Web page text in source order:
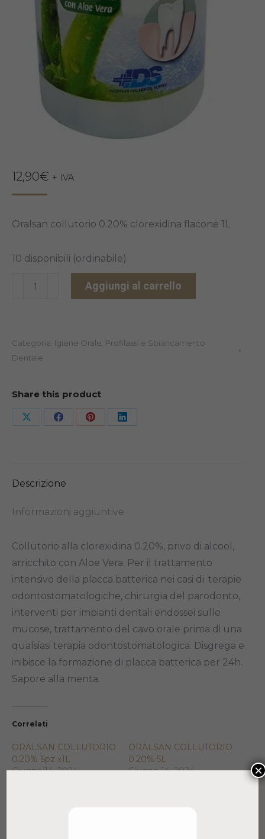
12,90€ + IVA
Oralsan collutorio 0.20% clorexidina flacone 1L
10 disponibili (ordinabile)
ORALSAN
COLLUTORIO
quantità
Aggiungi al carrello
Categoria: Igiene Orale, Profilassi e Sbiancamento
Dentale
Share this product
Share
Share Share Share
Descrizione
Informazioni aggiuntive
Collutorio alla clorexidina 0.20%, privo di alcool,
arricchito con Aloe Vera. Per il trattamento
intensivo della placca batterica nei casi di: terapie
odontostomatologiche, chirurgia del parodonto,
interventi per impianti dentali endossei sulle
mucose, trattamento del cavo orale prima di una
qualsiasi terapia odontostomatologica. Disgrega e
inibisce la formazione di placca batterica per 24h.
Sapore alla menta.
Correlati
ORALSAN COLLUTORIO
0.20% 6pz x1L
Giugno 14, 2024
ORALSAN COLLUTORIO
0.20% 5L
Giugno 14, 2024
×